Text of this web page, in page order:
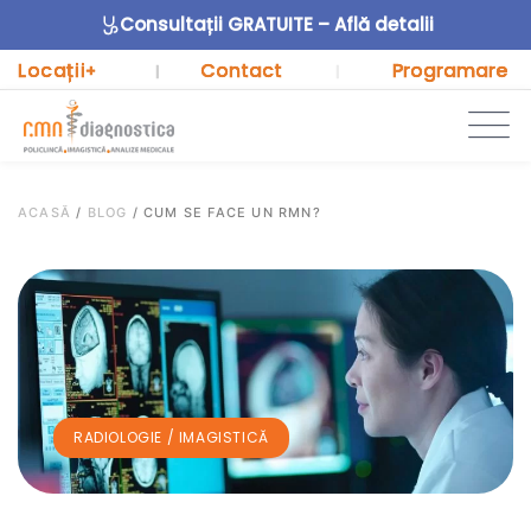
Consultații GRATUITE – Află detalii
Locații+ | Contact Programare
ACASĂ / BLOG /CUM SE FACE UN RMN?
RADIOLOGIE / IMAGISTICĂ